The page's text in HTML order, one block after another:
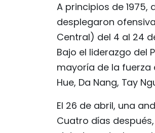
A principios de 1975,
desplegaron
Central) del 4 al 24
Bajo el liderazgo del
mayoría de la
Hue, Da Nang, Tay
El 26 de abril, una
Cuatro días